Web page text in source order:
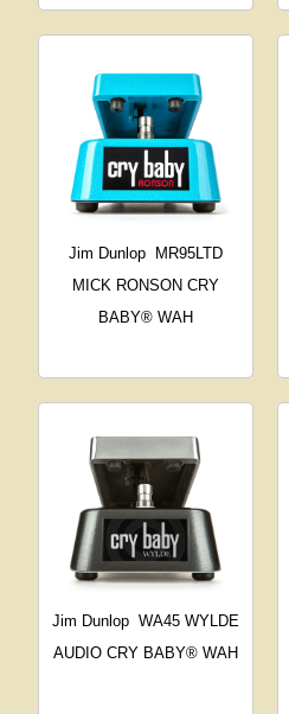
Jim Dunlop
MR95LTD
MICK RONSON CRY
BABY® WAH
Jim Dunlop WA45 WYLDE
AUDIO CRY BABY® WAH